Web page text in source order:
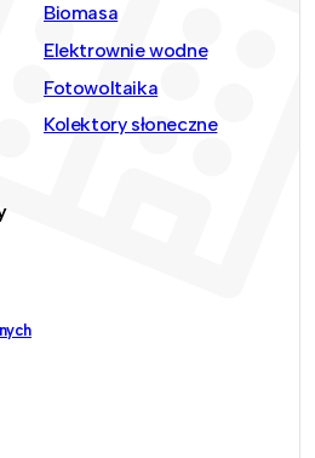
Biomasa
Elektrownie wodne
Fotowoltaika
Kolektory słoneczne